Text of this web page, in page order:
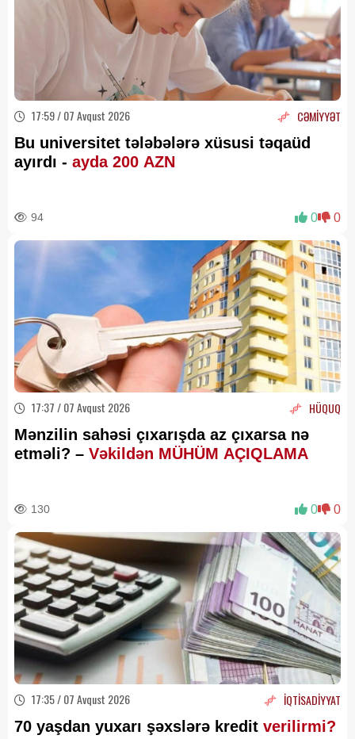
17:59 / 07 Avqust 2026 CƏMİYYƏT
Bu universitet tələbələrə xüsusi təqaüd
ayırdı - ayda 200 AZN
94 0 0
17:37 / 07 Avqust 2026 HÜQUQ
Mənzilin sahəsi çıxarışda az çıxarsa nə
etməli? – Vəkildən MÜHÜM AÇIQLAMA
130 0 0
17:35 / 07 Avqust 2026 İQTİSADİYYAT
70 yaşdan yuxarı şəxslərə kredit verilirmi?